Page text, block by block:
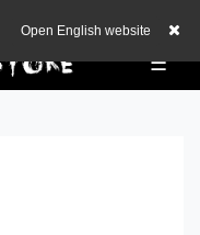
☰
Open English website